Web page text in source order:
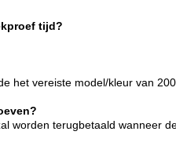
tijd?
het vereiste model/kleur van
worden terugbetaald wanneer